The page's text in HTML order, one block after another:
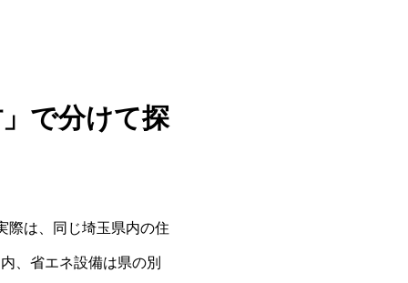
で分けて探
際は、同じ埼玉県内の住
、省エネ設備は県の別